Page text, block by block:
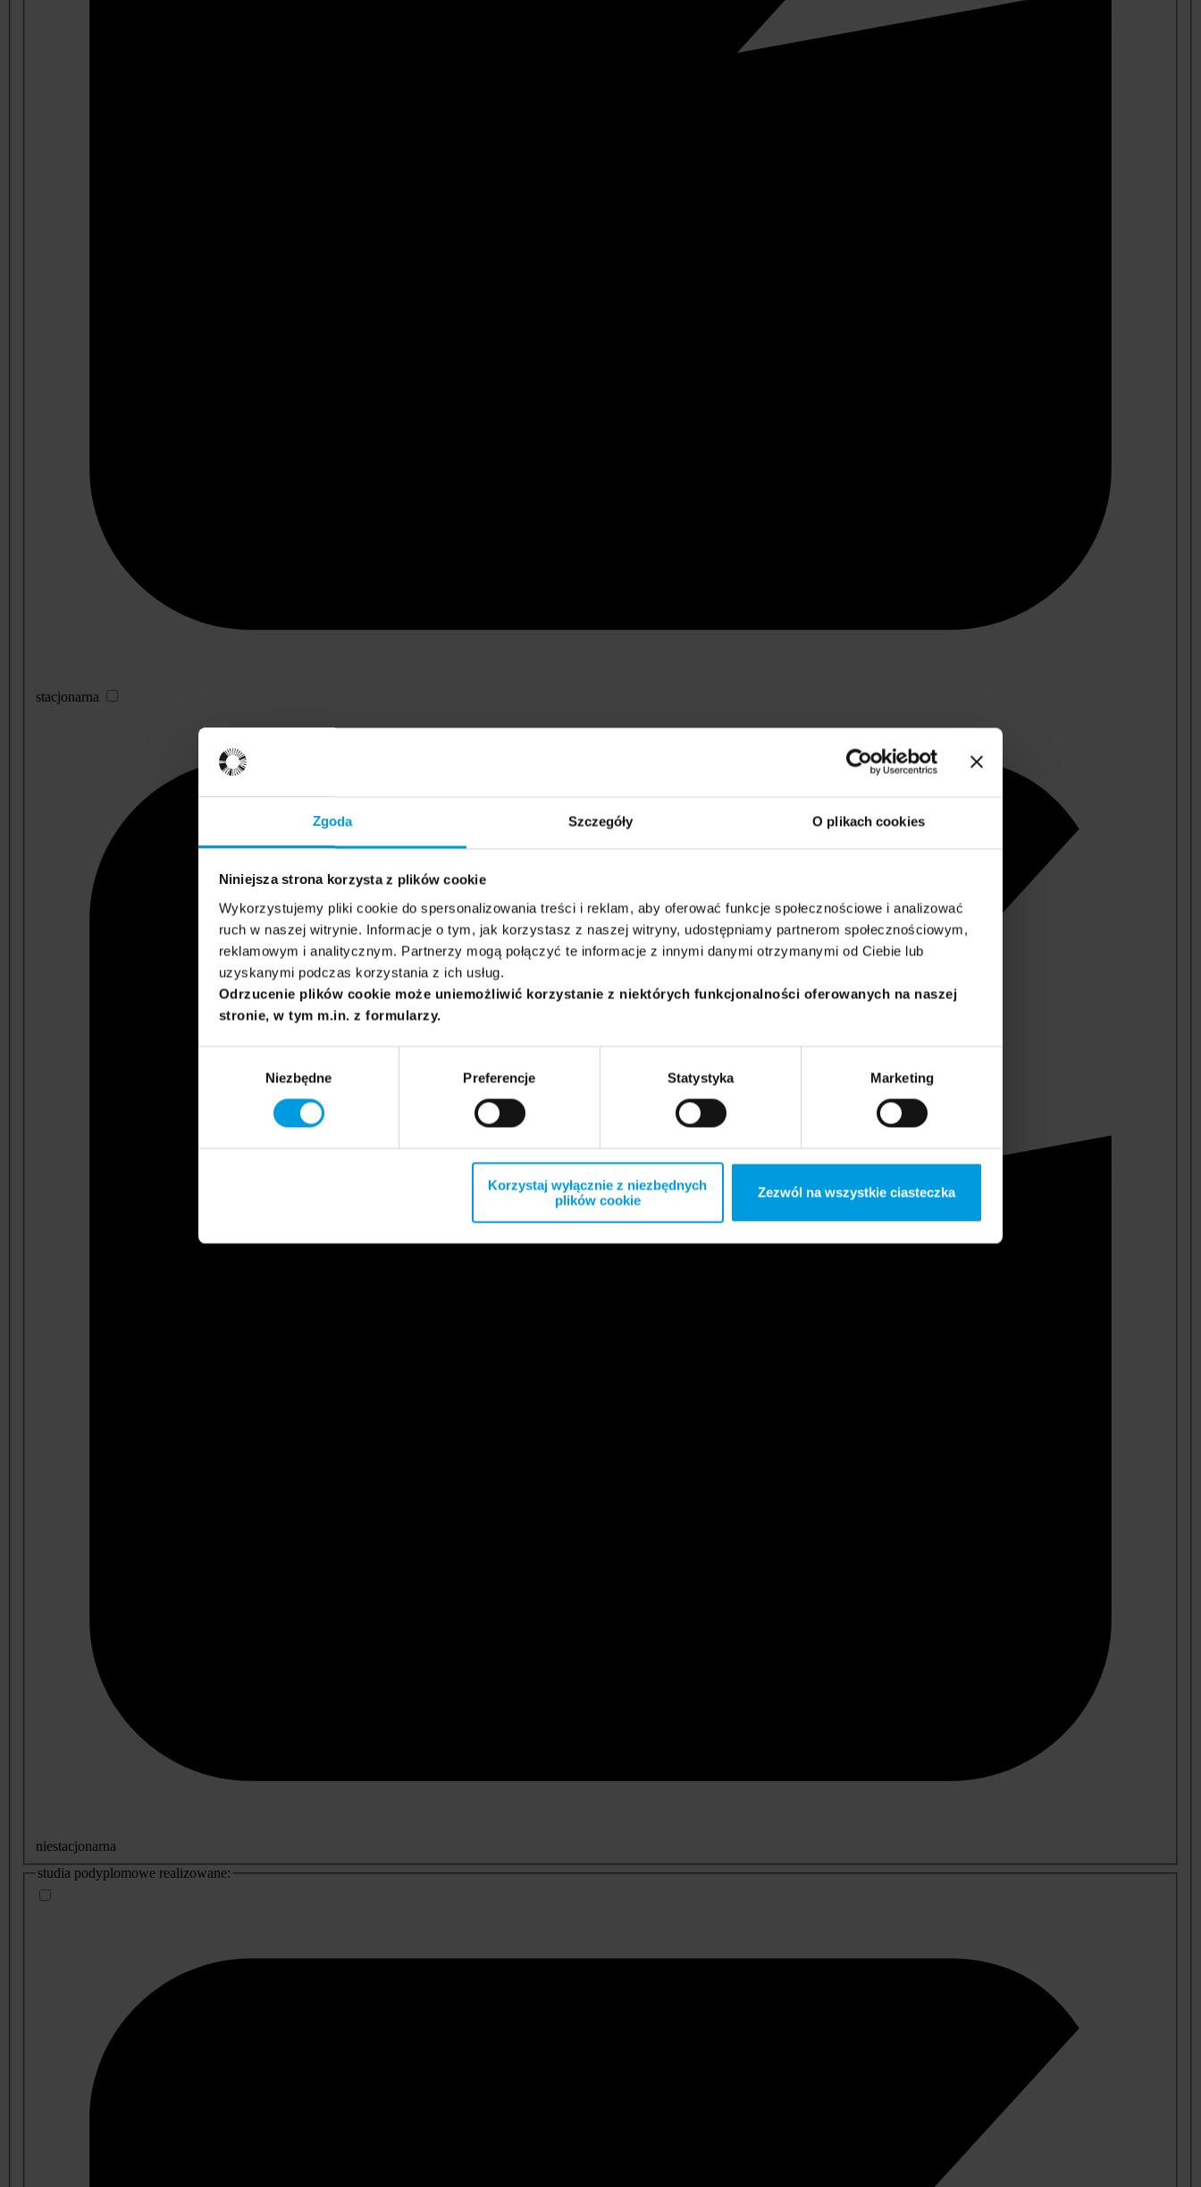
Zgoda Szczegóły O plikach cookies
Niniejsza strona korzysta z plików cookie
Wykorzystujemy pliki cookie do spersonalizowania treści i reklam, aby oferować funkcje społecznościowe i analizować
ruch w naszej witrynie. Informacje o tym, jak korzystasz z naszej witryny, udostępniamy partnerom społecznościowym,
reklamowym i analitycznym. Partnerzy mogą połączyć te informacje z innymi danymi otrzymanymi od Ciebie lub
uzyskanymi podczas korzystania z ich usług.
Odrzucenie plików cookie może uniemożliwić korzystanie z niektórych funkcjonalności oferowanych na naszej
stronie, w tym m.in. z formularzy.
Niezbędne Preferencje Statystyka Marketing
Korzystaj wyłącznie z niezbędnych
plików cookie
Zezwól na wszystkie ciasteczka
stacjonarna
niestacjonarna
studia podyplomowe realizowane: